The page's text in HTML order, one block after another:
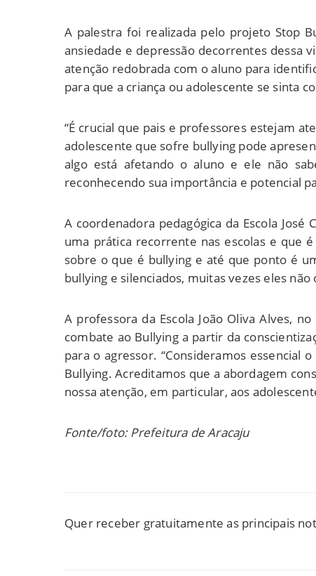
A palestra foi realizada pelo projeto Stop
ansiedade e depressão decorrentes dessa
atenção redobrada com o aluno para
para que a criança ou adolescente se sinta
“É crucial que pais e professores estejam
adolescente que sofre bullying pode
algo está afetando o aluno e ele não
reconhecendo sua importância e potencial
A coordenadora pedagógica da Escola
uma prática recorrente nas escolas e que
sobre o que é bullying e até que ponto é
bullying e silenciados, muitas vezes eles
A professora da Escola João Oliva Alves,
combate ao Bullying a partir da
para o agressor. “Consideramos essencial
Bullying. Acreditamos que a abordagem
nossa atenção, em particular, aos
Fonte/foto: Prefeitura de Aracaju
Quer receber gratuitamente as principais